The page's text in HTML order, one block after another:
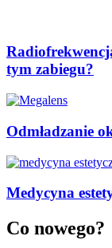
tym zabiegu?
Odmładzanie
Medycyna
Co nowego?